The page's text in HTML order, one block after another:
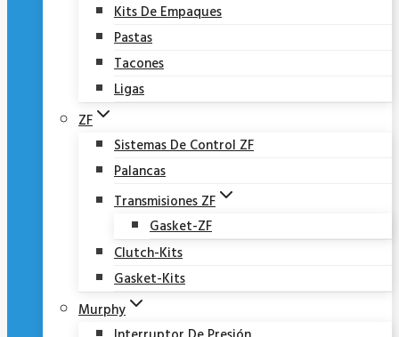
Kits De Empaques
Pastas
Tacones
Ligas
ZF
Sistemas De Control ZF
Palancas
Transmisiones ZF
Gasket-ZF
Clutch-Kits
Gasket-Kits
Murphy